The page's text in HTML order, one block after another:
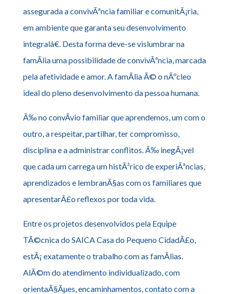
assegurada a convivÃªncia familiar e comunitÃ¡ria,
em ambiente que garanta seu desenvolvimento
integralâ€. Desta forma deve-se vislumbrar na
famÃ­lia uma possibilidade de convivÃªncia, marcada
pela afetividade e amor. A famÃ­lia Ã© o nÃºcleo
ideal do pleno desenvolvimento da pessoa humana.
Ã‰ no convÃ­vio familiar que aprendemos, um com o
outro, a respeitar, partilhar, ter compromisso,
disciplina e a administrar conflitos. Ã‰ inegÃ¡vel
que cada um carrega um histÃ³rico de experiÃªncias,
aprendizados e lembranÃ§as com os familiares que
apresentarÃ£o reflexos por toda vida.
Entre os projetos desenvolvidos pela Equipe
TÃ©cnica do SAICA Casa do Pequeno CidadÃ£o,
estÃ¡ exatamente o trabalho com as famÃ­lias.
AlÃ©m do atendimento individualizado, com
orientaÃ§Ãµes, encaminhamentos, contato com a